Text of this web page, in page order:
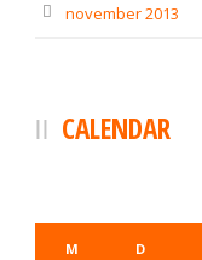
november 2013
CALENDAR
M D